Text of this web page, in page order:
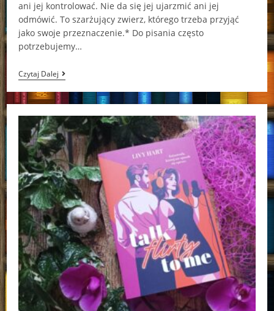
ani jej kontrolować. Nie da się jej ujarzmić ani jej
odmówić. To szarżujący zwierz, którego trzeba przyjąć
jako swoje przeznaczenie.* Do pisania często
potrzebujemy…
Czytaj DalejNa
Co
Czekasz,
Kochanie?
Daws